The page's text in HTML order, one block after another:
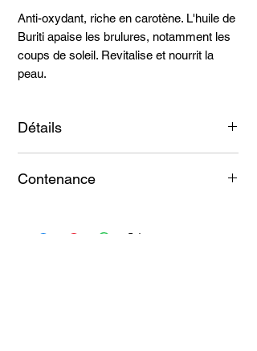
Anti-oxydant, riche en carotène. L'huile de
Buriti apaise les brulures, notamment les
coups de soleil. Revitalise et nourrit la
peau.
Détails
naturelle certifié par COSMOS NATURAL
Contenance